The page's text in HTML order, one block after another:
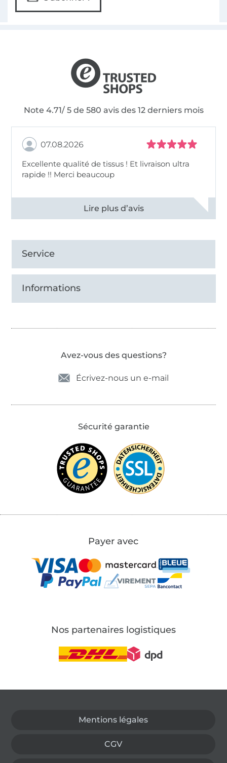
Note 4.71/ 5 de 580 avis des 12 derniers mois
07.08.2026
Excellente qualité de tissus ! Et livraison ultra
rapide !! Merci beaucoup
Voir tous les 11497 commentaires
Service
Informations
Avez-vous des questions?
Écrivez-nous un e-mail
Sécurité garantie
Payer avec
Nos partenaires logistiques
Mentions légales
CGV